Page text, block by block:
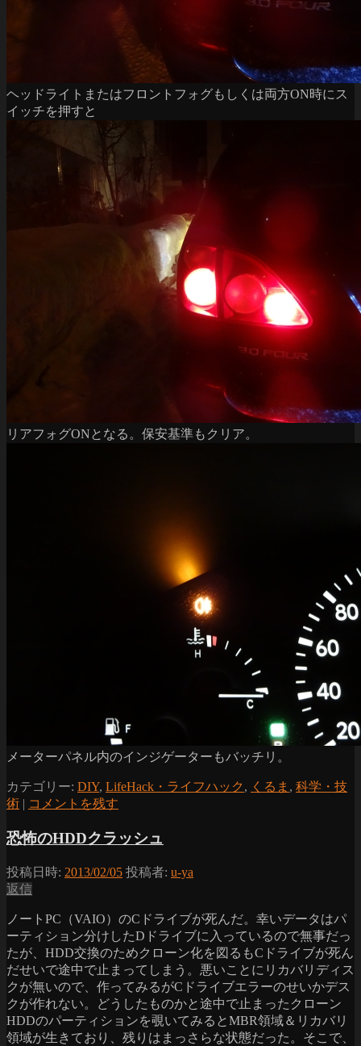
ヘッドライトまたはフロントフォグもしくは両方ON時にス
イッチを押すと
リアフォグONとなる。保安基準もクリア。
メーターパネル内のインジゲーターもバッチリ。
カテゴリー: DIY, LifeHack・ライフハック , くるま , 科学・技
術
コメントを残す
恐怖のHDDクラッシュ
投稿日時: 2013/02/05 投稿者: u-ya
返信
ノートPC（VAIO）のCドライブが死んだ。幸いデータはパ
ーティション分けしたDドライブに入っているので無事だっ
たが、HDD交換のためクローン化を図るもCドライブが死ん
だせいで途中で止まってしまう。悪いことにリカバリディス
クが無いので、作ってみるがCドライブエラーのせいかデス
クが作れない。どうしたものかと途中で止まったクローン
HDDのパーティションを覗いてみるとMBR領域＆リカバリ
領域が生きており、残りはまっさらな状態だった。そこで、